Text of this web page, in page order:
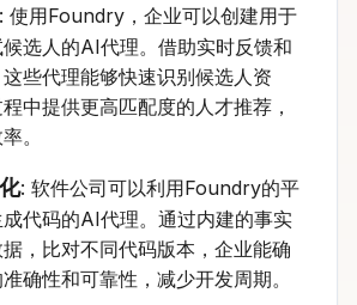
: 使用Foundry，企业可以创建用于
选人的AI代理。借助实时反馈和
些代理能够快速识别候选人资
中提供更高匹配度的人才推荐，
。
: 软件公司可以利用Foundry的平
代码的AI代理。通过内建的事实
，比对不同代码版本，企业能确
确性和可靠性，减少开发周期。